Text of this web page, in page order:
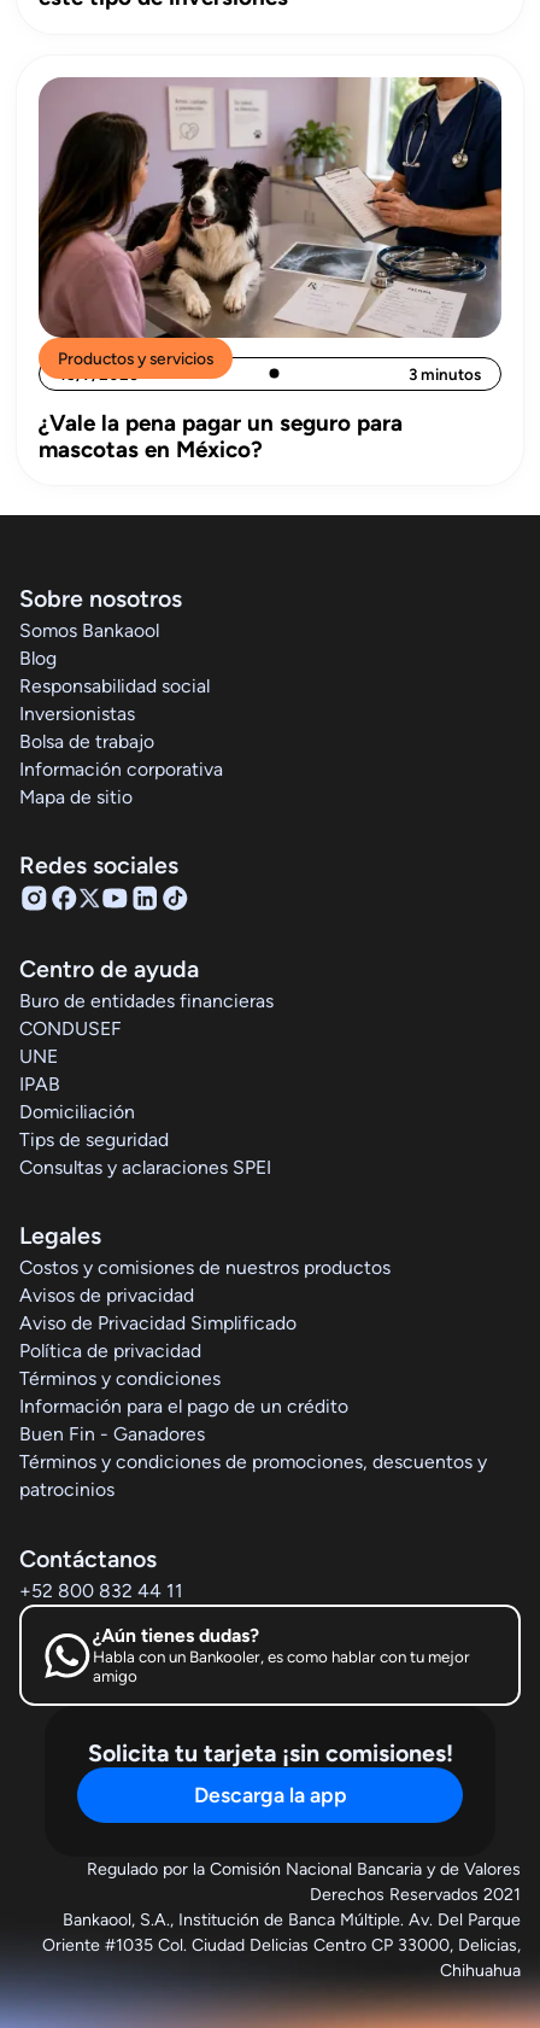
Productos y servicios
15/7/2026 3 minutos
¿Vale la pena pagar un seguro para
mascotas en México?
Sobre nosotros
Somos Bankaool
Blog
Responsabilidad social
Inversionistas
Bolsa de trabajo
Información corporativa
Mapa de sitio
Redes sociales
Centro de ayuda
Buro de entidades financieras
CONDUSEF
UNE
IPAB
Domiciliación
Tips de seguridad
Consultas y aclaraciones SPEI
Legales
Costos y comisiones de nuestros productos
Avisos de privacidad
Aviso de Privacidad Simplificado
Política de privacidad
Términos y condiciones
Información para el pago de un crédito
Buen Fin - Ganadores
Términos y condiciones de promociones, descuentos y
patrocinios
Contáctanos
+52 800 832 44 11
¿Aún tienes dudas?
Habla con un Bankooler, es como hablar con tu mejor
amigo
Solicita tu tarjeta ¡sin comisiones!
Descarga la app
Regulado por la Comisión Nacional Bancaria y de Valores
Derechos Reservados 2021
Bankaool, S.A., Institución de Banca Múltiple. Av. Del Parque
Oriente #1035 Col. Ciudad Delicias Centro CP 33000, Delicias,
Chihuahua